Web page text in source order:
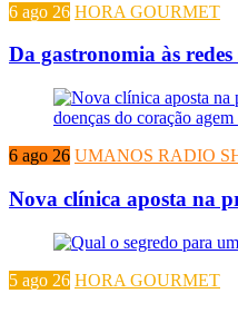
6 ago 26 HORA GOURMET
Da gastronomia às redes
6 ago 26 UMANOS RADIO
Nova clínica aposta na
5 ago 26 HORA GOURMET